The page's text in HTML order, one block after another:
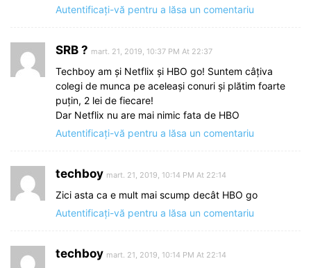
Autentificați-vă pentru a lăsa un comentariu
SRB ? mart. 21, 2019, 10:37 PM At 22:37
Techboy am și Netflix și HBO go! Suntem câțiva
colegi de munca pe aceleași conuri și plătim foarte
puțin, 2 lei de fiecare!
Dar Netflix nu are mai nimic fata de HBO
Autentificați-vă pentru a lăsa un comentariu
techboy mart. 21, 2019, 10:14 PM At 22:14
Zici asta ca e mult mai scump decât HBO go
Autentificați-vă pentru a lăsa un comentariu
techboy mart. 21, 2019, 10:14 PM At 22:14